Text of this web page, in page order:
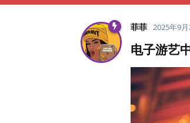
菲菲 2025年9月
电子游艺